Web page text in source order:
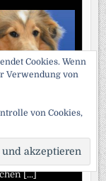
Albert
Rough
[...]
Cookies. Wenn
Verwendung von
von Cookies,
TO
TOP